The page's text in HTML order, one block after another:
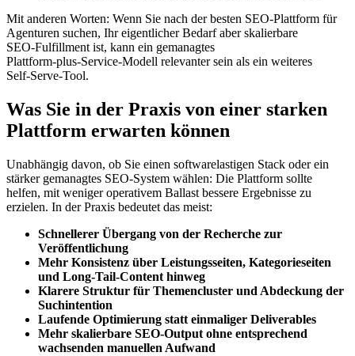
Mit anderen Worten: Wenn Sie nach der besten SEO‑Plattform für
Agenturen suchen, Ihr eigentlicher Bedarf aber skalierbare
SEO‑Fulfillment ist, kann ein gemanagtes
Plattform‑plus‑Service‑Modell relevanter sein als ein weiteres
Self‑Serve‑Tool.
Was Sie in der Praxis von einer starken
Plattform erwarten können
Unabhängig davon, ob Sie einen softwarelastigen Stack oder ein
stärker gemanagtes SEO‑System wählen: Die Plattform sollte
helfen, mit weniger operativem Ballast bessere Ergebnisse zu
erzielen. In der Praxis bedeutet das meist:
Schnellerer Übergang von der Recherche zur
Veröffentlichung
Mehr Konsistenz über Leistungsseiten, Kategorieseiten
und Long‑Tail‑Content hinweg
Klarere Struktur für Themencluster und Abdeckung der
Suchintention
Laufende Optimierung statt einmaliger Deliverables
Mehr skalierbare SEO‑Output ohne entsprechend
wachsenden manuellen Aufwand